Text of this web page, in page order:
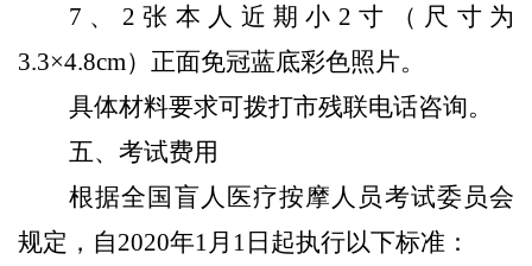
7 、 2 张本人近期小 2 寸（尺寸为
3.3×4.8cm）正面免冠蓝底彩色照片。
具体材料要求可拨打市残联电话咨询。
五、考试费用
根据全国盲人医疗按摩人员考试委员会
规定，自2020年1 月 1 日起执行以下标准：